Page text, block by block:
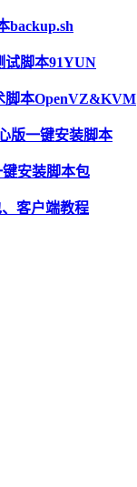
backup.sh
试脚本91YUN
脚本OpenVZ&KVM
版一键安装脚本
安装脚本包
客户端教程